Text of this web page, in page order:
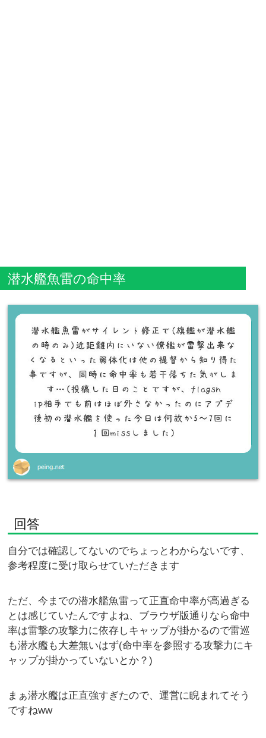
潜水艦魚雷の命中率
回答
自分では確認してないのでちょっとわからないです、
参考程度に受け取らせていただきます
ただ、今までの潜水艦魚雷って正直命中率が高過ぎる
とは感じていたんですよね、ブラウザ版通りなら命中
率は雷撃の攻撃力に依存しキャップが掛かるので雷巡
も潜水艦も大差無いはず(命中率を参照する攻撃力にキ
ャップが掛かっていないとか？)
まぁ潜水艦は正直強すぎたので、運営に睨まれてそう
ですねww